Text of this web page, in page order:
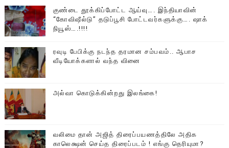
குண்டை தூக்கிப்போட்ட ஆய்வு…. இந்தியாவின்
“கோவிஷீல்டு” தடுப்பூசி போட்டவர்களுக்கு…. ஷாக்
நியூஸ்….!!!!
ரவுடி பேபிக்கு நடந்த தரமான சம்பவம்.. ஆபாச
வீடியோக்களால் வந்த வினை
அல்வா கொடுக்கின்றது இலங்கை!
வலிமை தான் அஜித் திரைப்பயணத்திலே அதிக
காலெக்ஷன் செய்த திரைப்படம் ! எங்கு தெரியுமா?